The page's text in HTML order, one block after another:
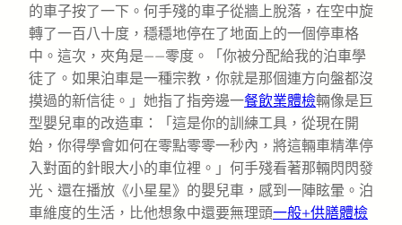
的車子按了一下。何手殘的車子從牆上脫落，在空中旋
轉了一百八十度，穩穩地停在了地面上的一個停車格
中。這次，夾角是——零度。「你被分配給我的泊車學
徒了。如果泊車是一種宗教，你就是那個連方向盤都沒
摸過的新信徒。」她指了指旁邊一餐飲業體檢輛像是巨
型嬰兒車的改造車：「這是你的訓練工具，從現在開
始，你得學會如何在零點零零一秒內，將這輛車精準停
入對面的針眼大小的車位裡。」何手殘看著那輛閃閃發
光、還在播放《小星星》的嬰兒車，感到一陣眩暈。泊
車維度的生活，比他想象中還要無理頭一般+供膳體檢